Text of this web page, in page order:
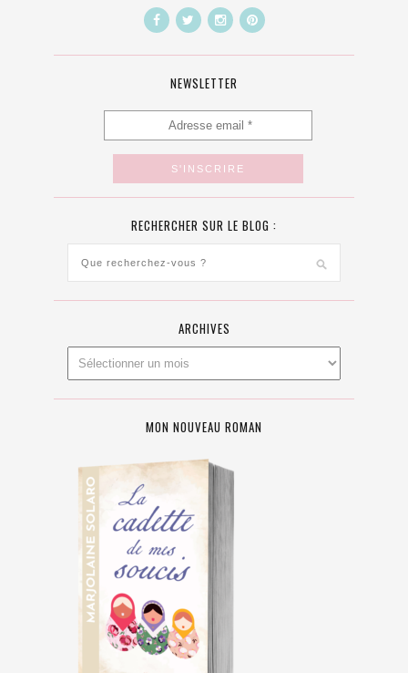
NEWSLETTER
RECHERCHER SUR LE BLOG :
ARCHIVES
MON NOUVEAU ROMAN